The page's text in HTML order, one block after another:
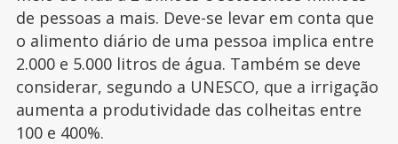
de pessoas a mais. Deve-se levar em conta que
o alimento diário de uma pessoa implica entre
2.000 e 5.000 litros de água. Também se deve
considerar, segundo a UNESCO, que a irrigação
aumenta a produtividade das colheitas entre
100 e 400%.